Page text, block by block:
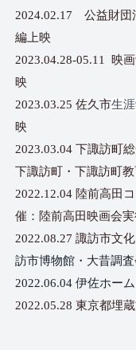
2024.02.17 公益財団
編上映
2023.04.28-05.11 映
映
2023.03.25 佐久市生
映
2023.03.04 下諏訪町
下諏訪町・下諏訪町教
2022.12.04 陸前高田
催：陸前高田映画会実
2022.08.27 諏訪市文
訪市博物館・大昔調査
2022.06.04 伊佐ホー
2022.05.28 東京都埋